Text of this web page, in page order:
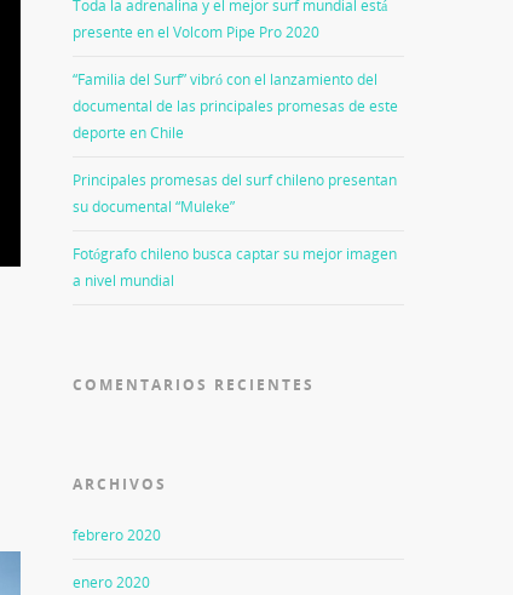
Toda la adrenalina y el mejor surf mundial está
presente en el Volcom Pipe Pro 2020
“Familia del Surf” vibró con el lanzamiento del
documental de las principales promesas de este
deporte en Chile
Principales promesas del surf chileno presentan
su documental “Muleke”
Fotógrafo chileno busca captar su mejor imagen
a nivel mundial
COMENTARIOS RECIENTES
ARCHIVOS
febrero 2020
enero 2020